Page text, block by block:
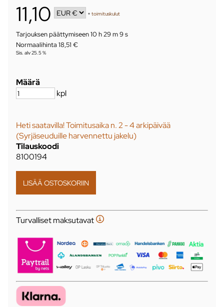
11,10 +toimituskulut
Tarjouksen päättymiseen10 h 29 m 8 s
Normaalihinta 18,51 €
Sis. alv 25.5 %
Määrä
kpl
Heti saatavilla! Toimitusaika n. 2 - 4 arkipäivää
(Syrjäseuduille harvennettu jakelu)
Tilauskoodi
8100194
Turvalliset maksutavat